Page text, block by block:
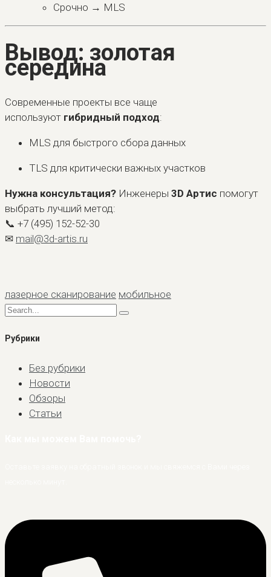
Срочно → MLS
Вывод: золотая
середина
Современные проекты все чаще
используют гибридный подход:
MLS для быстрого сбора данных
TLS для критически важных участков
Нужна консультация? Инженеры 3D Артис помогут
выбрать лучший метод:
📞 +7 (495) 152-52-30
✉ mail@3d-artis.ru
лазерное сканирование мобильное
Рубрики
Без рубрики
Новости
Обзоры
Статьи